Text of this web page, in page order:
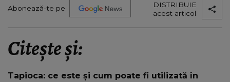
Abonează-te pe
DISTRIBUIE
acest articol
Citește și:
Tapioca: ce este și cum poate fi utilizată în